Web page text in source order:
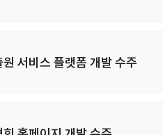
서비스 플랫폼 개발 수주